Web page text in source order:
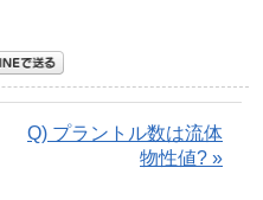
Q) プラントル数は流体
物性値? »